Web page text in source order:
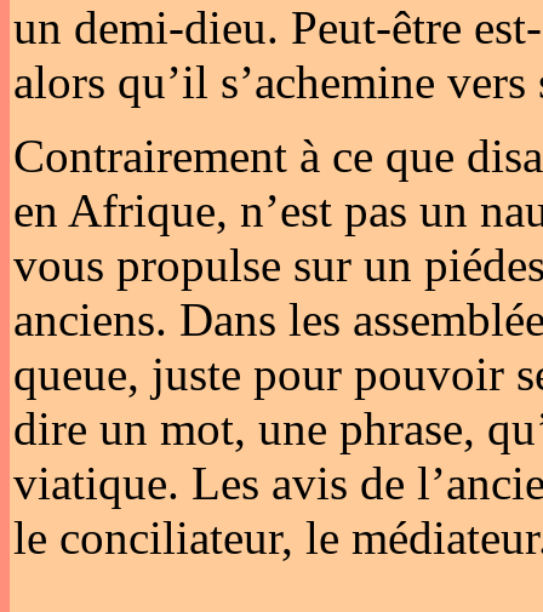
un demi-dieu. Peut-être
alors qu’il s’achemine
Contrairement à ce que
en Afrique, n’est pas un
vous propulse sur un
anciens. Dans les
queue, juste pour pouvoir
dire un mot, une phrase,
viatique. Les avis de
le conciliateur, le